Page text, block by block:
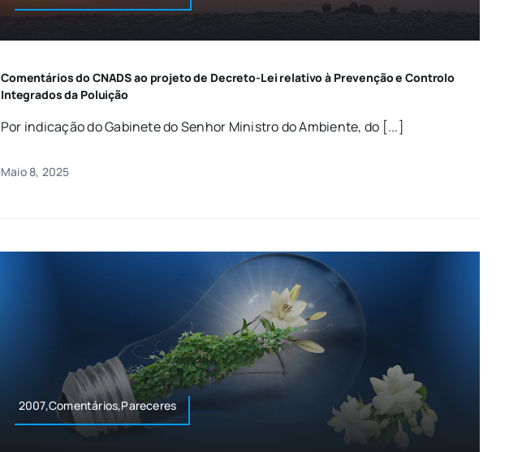
Comentários do CNADS ao projeto de Decreto-Lei relativo à Prevenção e Controlo
Integrados da Poluição
Por indicação do Gabinete do Senhor Ministro do Ambiente, do [...]
Maio 8, 2025
2007,Comentários,Pareceres